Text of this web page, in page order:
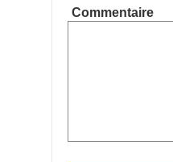
Commentaire